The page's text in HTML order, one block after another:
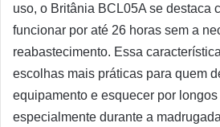
uso, o Britânia BCL05A se destaca
funcionar por até 26 horas sem a
reabastecimento. Essa
escolhas mais práticas para quem
equipamento e esquecer por
especialmente durante a